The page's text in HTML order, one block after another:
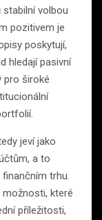
volbou
pozitivem je
poskytují,
hledají pasivní
pro široké
jeví jako
a to
trhu.
které
příležitosti,